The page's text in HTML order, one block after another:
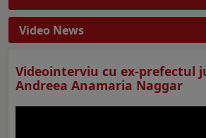
Video News
Videointerviu cu ex-prefectul
Andreea Anamaria Naggar